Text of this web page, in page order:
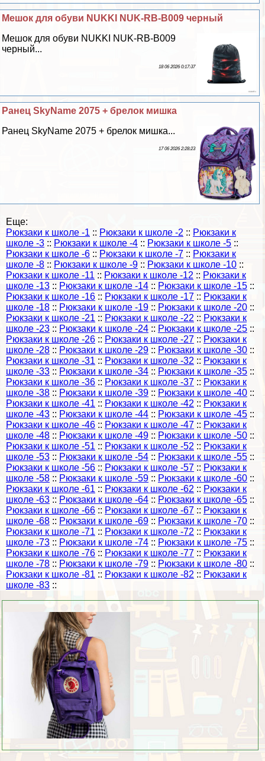
Мешок для обуви NUKKI NUK-RB-B009 черный
Мешок для обуви NUKKI NUK-RB-B009
черный...
18 06 2026 0:17:37
Ранец SkyName 2075 + брелок мишка
Ранец SkyName 2075 + брелок мишка...
17 06 2026 2:28:23
Еще:
Рюкзаки к школе -1 :: Рюкзаки к школе -2 :: Рюкзаки к
школе -3 :: Рюкзаки к школе -4 :: Рюкзаки к школе -5 ::
Рюкзаки к школе -6 :: Рюкзаки к школе -7 :: Рюкзаки к
школе -8 :: Рюкзаки к школе -9 :: Рюкзаки к школе -10 ::
Рюкзаки к школе -11 :: Рюкзаки к школе -12 :: Рюкзаки к
школе -13 :: Рюкзаки к школе -14 :: Рюкзаки к школе -15 ::
Рюкзаки к школе -16 :: Рюкзаки к школе -17 :: Рюкзаки к
школе -18 :: Рюкзаки к школе -19 :: Рюкзаки к школе -20 ::
Рюкзаки к школе -21 :: Рюкзаки к школе -22 :: Рюкзаки к
школе -23 :: Рюкзаки к школе -24 :: Рюкзаки к школе -25 ::
Рюкзаки к школе -26 :: Рюкзаки к школе -27 :: Рюкзаки к
школе -28 :: Рюкзаки к школе -29 :: Рюкзаки к школе -30 ::
Рюкзаки к школе -31 :: Рюкзаки к школе -32 :: Рюкзаки к
школе -33 :: Рюкзаки к школе -34 :: Рюкзаки к школе -35 ::
Рюкзаки к школе -36 :: Рюкзаки к школе -37 :: Рюкзаки к
школе -38 :: Рюкзаки к школе -39 :: Рюкзаки к школе -40 ::
Рюкзаки к школе -41 :: Рюкзаки к школе -42 :: Рюкзаки к
школе -43 :: Рюкзаки к школе -44 :: Рюкзаки к школе -45 ::
Рюкзаки к школе -46 :: Рюкзаки к школе -47 :: Рюкзаки к
школе -48 :: Рюкзаки к школе -49 :: Рюкзаки к школе -50 ::
Рюкзаки к школе -51 :: Рюкзаки к школе -52 :: Рюкзаки к
школе -53 :: Рюкзаки к школе -54 :: Рюкзаки к школе -55 ::
Рюкзаки к школе -56 :: Рюкзаки к школе -57 :: Рюкзаки к
школе -58 :: Рюкзаки к школе -59 :: Рюкзаки к школе -60 ::
Рюкзаки к школе -61 :: Рюкзаки к школе -62 :: Рюкзаки к
школе -63 :: Рюкзаки к школе -64 :: Рюкзаки к школе -65 ::
Рюкзаки к школе -66 :: Рюкзаки к школе -67 :: Рюкзаки к
школе -68 :: Рюкзаки к школе -69 :: Рюкзаки к школе -70 ::
Рюкзаки к школе -71 :: Рюкзаки к школе -72 :: Рюкзаки к
школе -73 :: Рюкзаки к школе -74 :: Рюкзаки к школе -75 ::
Рюкзаки к школе -76 :: Рюкзаки к школе -77 :: Рюкзаки к
школе -78 :: Рюкзаки к школе -79 :: Рюкзаки к школе -80 ::
Рюкзаки к школе -81 :: Рюкзаки к школе -82 :: Рюкзаки к
школе -83 ::